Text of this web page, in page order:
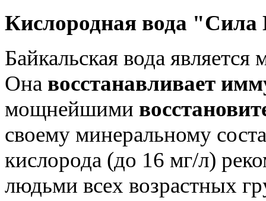
Кислородная вода
Байкальская вода
Она восстанавливает
мощнейшими
своему минеральному
кислорода (до 16 мг/л)
людьми всех возрастных